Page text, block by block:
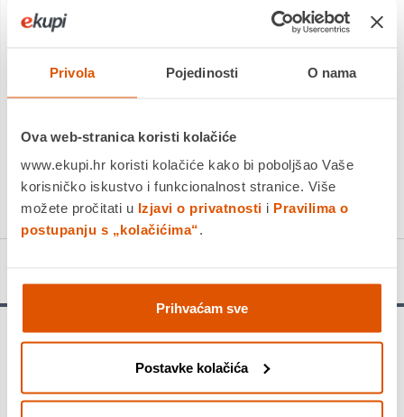
Privola Pojedinosti O nama
Ova web-stranica koristi kolačiće
www.ekupi.hr koristi kolačiće kako bi poboljšao Vaše
korisničko iskustvo i funkcionalnost stranice. Više
možete pročitati u Izjavi o privatnosti i Pravilima o
postupanju s „kolačićima“.
Prihvaćam sve
Postavke kolačića
Platite gotovinom pri preuzimanju, Internet bankarstvom, karticama
jednokratno i na rate
DODAJTE U KOŠARICU
KUPITE ODMAH
Traje do 3 puta dulje od svrdla Bosch SDS plus-3 - Bušenje
armiranog betona težak je posao koji uzima svoj danak na
svrdlima za bušaći čekić. Obična svrdla s dva rezna ruba
zapinju u armaturi i na kraju pucaju. Puna karbidna glava na